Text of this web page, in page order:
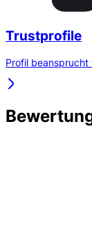
Trustprofile
Profil beansprucht